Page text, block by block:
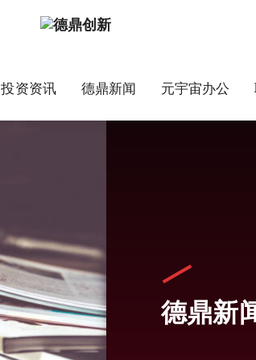
投资资讯 德鼎新闻 元宇宙办公
德鼎新